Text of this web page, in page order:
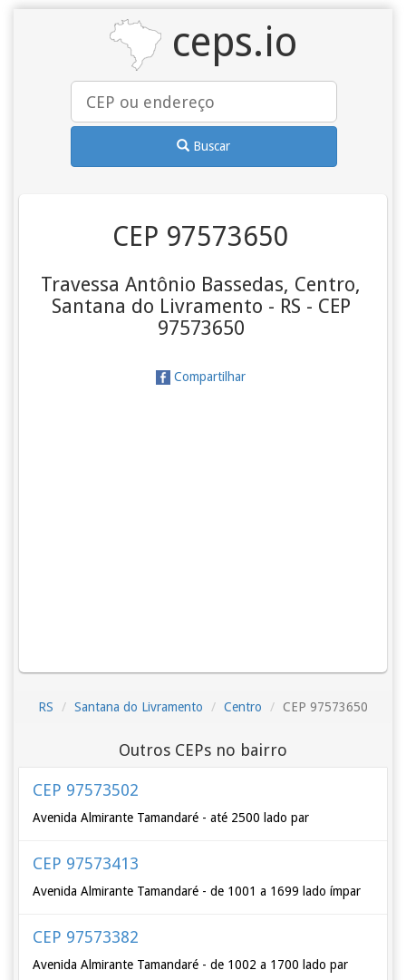
ceps.io
Buscar
CEP 97573650
Travessa Antônio Bassedas, Centro,
Santana do Livramento - RS - CEP
97573650
Compartilhar
RS Santana do Livramento Centro CEP 97573650
Outros CEPs no bairro
CEP 97573502
Avenida Almirante Tamandaré - até 2500 lado par
CEP 97573413
Avenida Almirante Tamandaré - de 1001 a 1699 lado ímpar
CEP 97573382
Avenida Almirante Tamandaré - de 1002 a 1700 lado par